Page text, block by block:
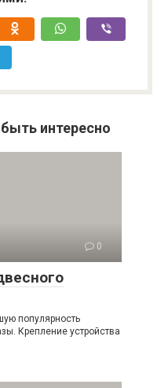
интересно
0
популярность
Крепление устройства